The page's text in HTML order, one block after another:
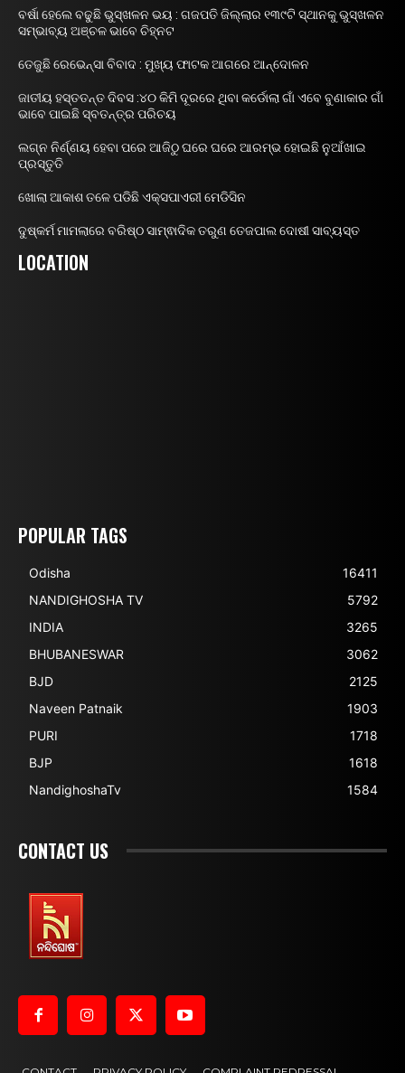
ବର୍ଷା ହେଲେ ବଢୁଛି ଭୁସ୍ଖଳନ ଭୟ : ଗଜପତି ଜିଲ୍ଲାର ୧୩୯ଟି ସ୍ଥାନକୁ ଭୁସ୍ଖଳନ
ସମ୍ଭାବ୍ୟ ଅଞ୍ଚଳ ଭାବେ ଚିହ୍ନଟ
ତେଜୁଛି ରେଭେନ୍ସା ବିବାଦ : ମୁଖ୍ୟ ଫାଟକ ଆଗରେ ଆନ୍ଦୋଳନ
ଜାତୀୟ ହସ୍ତତନ୍ତ ଦିବସ :୪୦ କିମି ଦୂରରେ ଥିବା କର୍ଡୋଲା ଗାଁ ଏବେ ବୁଣାକାର ଗାଁ
ଭାବେ ପାଇଛି ସ୍ବତନ୍ତ୍ର ପରିଚୟ
ଲଗ୍ନ ନିର୍ଣ୍ଣୟ ହେବା ପରେ ଆଜିଠୁ ଘରେ ଘରେ ଆରମ୍ଭ ହୋଇଛି ନୁଆଁଖାଇ
ପ୍ରସ୍ତୁତି
ଖୋଲା ଆକାଶ ତଳେ ପଡିଛି ଏକ୍ସପାଏରୀ ମେଡିସିନ
ଦୁଷ୍କର୍ମ ମାମଲାରେ ବରିଷ୍ଠ ସାମ୍ଵାଦିକ ତରୁଣ ତେଜପାଲ ଦୋଷୀ ସାବ୍ୟସ୍ତ
LOCATION
POPULAR TAGS
Odisha
16411
NANDIGHOSHA TV
5792
INDIA
3265
BHUBANESWAR
3062
BJD
2125
Naveen Patnaik
1903
PURI
1718
BJP
1618
NandighoshaTv
1584
CONTACT US